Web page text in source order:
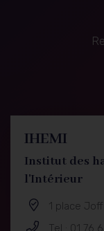
IHEMI
Institut des
l'Intérieur
1 place
Tel : 01 76